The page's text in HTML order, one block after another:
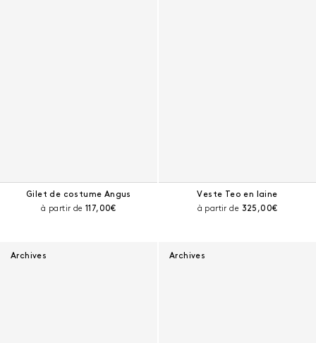
Gilet de costume Angus
à partir de Prix courant :
117,00€
Veste Teo en laine
à partir de Prix courant :
325,00€
Archives Archives